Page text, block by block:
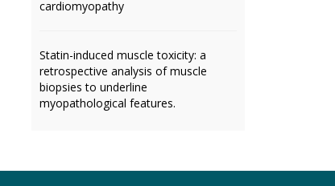
cardiomyopathy
Statin-induced muscle toxicity: a
retrospective analysis of muscle
biopsies to underline
myopathological features.